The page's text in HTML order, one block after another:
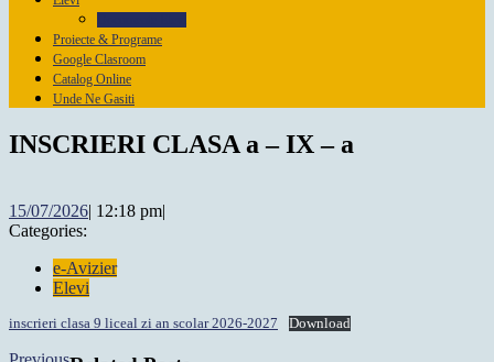
Proiecte & Programe
Google Clasroom
Catalog Online
Unde Ne Gasiti
Close
Menu
INSCRIERI CLASA a – IX – a
15/07/202615/07/2026
| 12:18 pm|
Categories:
e-Avizier
Elevi
inscrieri clasa 9 liceal zi an scolar 2026-2027 Download
Previous